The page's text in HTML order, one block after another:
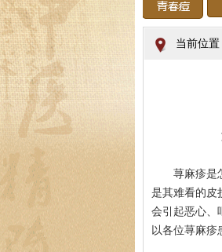
当前位置
荨麻疹是
是其难看的皮
会引起恶心、
以各位荨麻疹